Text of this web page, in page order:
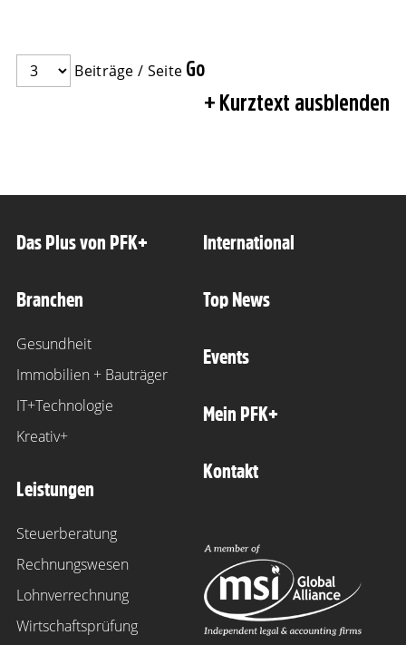
Beiträge / Seite
Kurztext ausblenden
Das Plus von PFK+
Branchen
Gesundheit
Immobilien + Bauträger
IT+Technologie
Kreativ+
Leistungen
Steuerberatung
Rechnungswesen
Lohnverrechnung
Wirtschaftsprüfung
International
Top News
Events
Mein PFK+
Kontakt